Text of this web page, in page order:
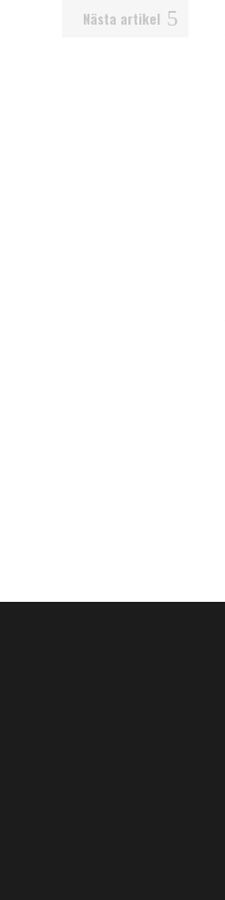
Nästa artikel